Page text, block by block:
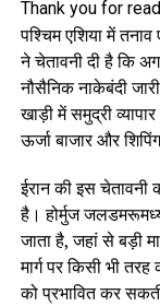
Thank you for
पश्चिम एशिया में
ने चेतावनी दी है कि
नौसैनिक नाकेबंदी
खाड़ी में समुद्री
ऊर्जा बाजार और
ईरान की इस
है। होर्मुज
जाता है, जहां से बड़ी
मार्ग पर किसी भी
को प्रभावित कर